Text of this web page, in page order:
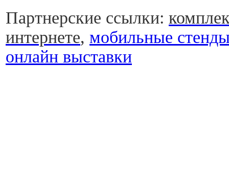
Партнерские ссылки:
интернете, мобильные
онлайн выставки